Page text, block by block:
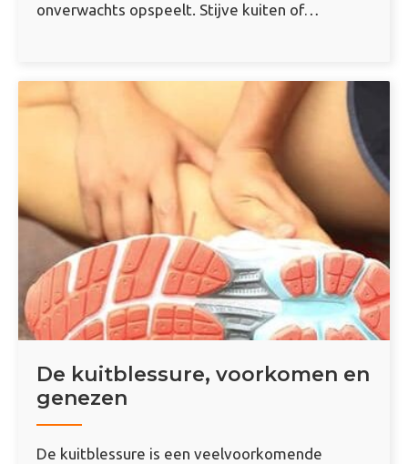
onverwachts opspeelt. Stijve kuiten of…
De kuitblessure, voorkomen en
genezen
De kuitblessure is een veelvoorkomende